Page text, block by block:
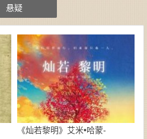
悬疑
《灿若黎明》艾米•哈蒙-